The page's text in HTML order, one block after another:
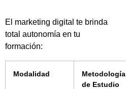
El marketing digital te brinda
total autonomía en tu
formación:
Modalidad
Metodología
de Estudio